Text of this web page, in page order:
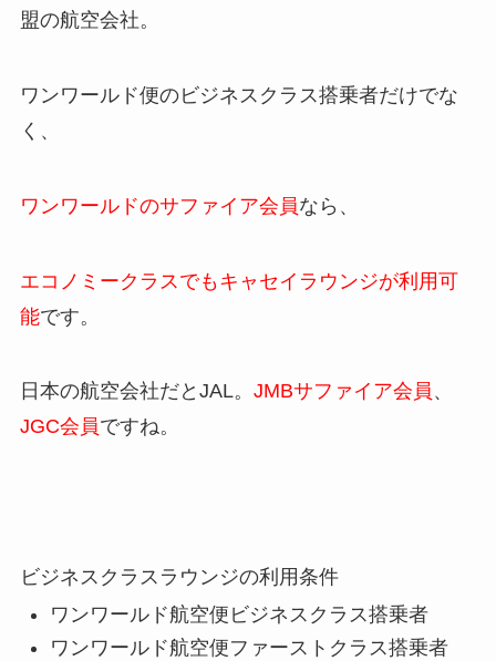
盟の航空会社。
ワンワールド便のビジネスクラス搭乗者だけでな
く、
ワンワールドのサファイア会員なら、
エコノミークラスでもキャセイラウンジが利用可
能です。
日本の航空会社だとJAL。 JMBサファイア会員 、
JGC会員ですね。
ビジネスクラスラウンジの利用条件
ワンワールド航空便ビジネスクラス搭乗者
ワンワールド航空便ファーストクラス搭乗者